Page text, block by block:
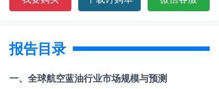
报告目录
一、全球航空蓝油行业市场规模与预测